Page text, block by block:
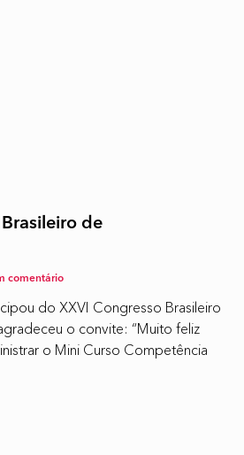
de
comentário
do XXVI Congresso Brasileiro
o convite: “Muito feliz
o Mini Curso Competência